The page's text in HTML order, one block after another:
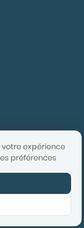
powered by
votre expérience
préférences